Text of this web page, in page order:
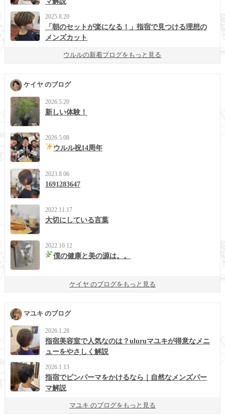
2025.8.20
「朝のセットが楽になる！」指宿で見つける理想の
メンズカット
ウルルの新着ブログをもっと見る
ケイヤ のブログ
2026.5.20
新しい体験！
2026.5.08
ウルル祝14周年
2023.8.06
1691283647
2022.11.17
大切にしている言葉
2022.10.12
僕の健康と美の源は。。
ケイヤ のブログをもっと見る
マユキ のブログ
2026.1.28
指宿美容室で人気なのは？uluruマユキが得意なメニ
ューをやさしく解説
2026.1.13
指宿でピンパーマをかけるなら｜自然なメンズパー
マ解説
マユキ のブログをもっと見る